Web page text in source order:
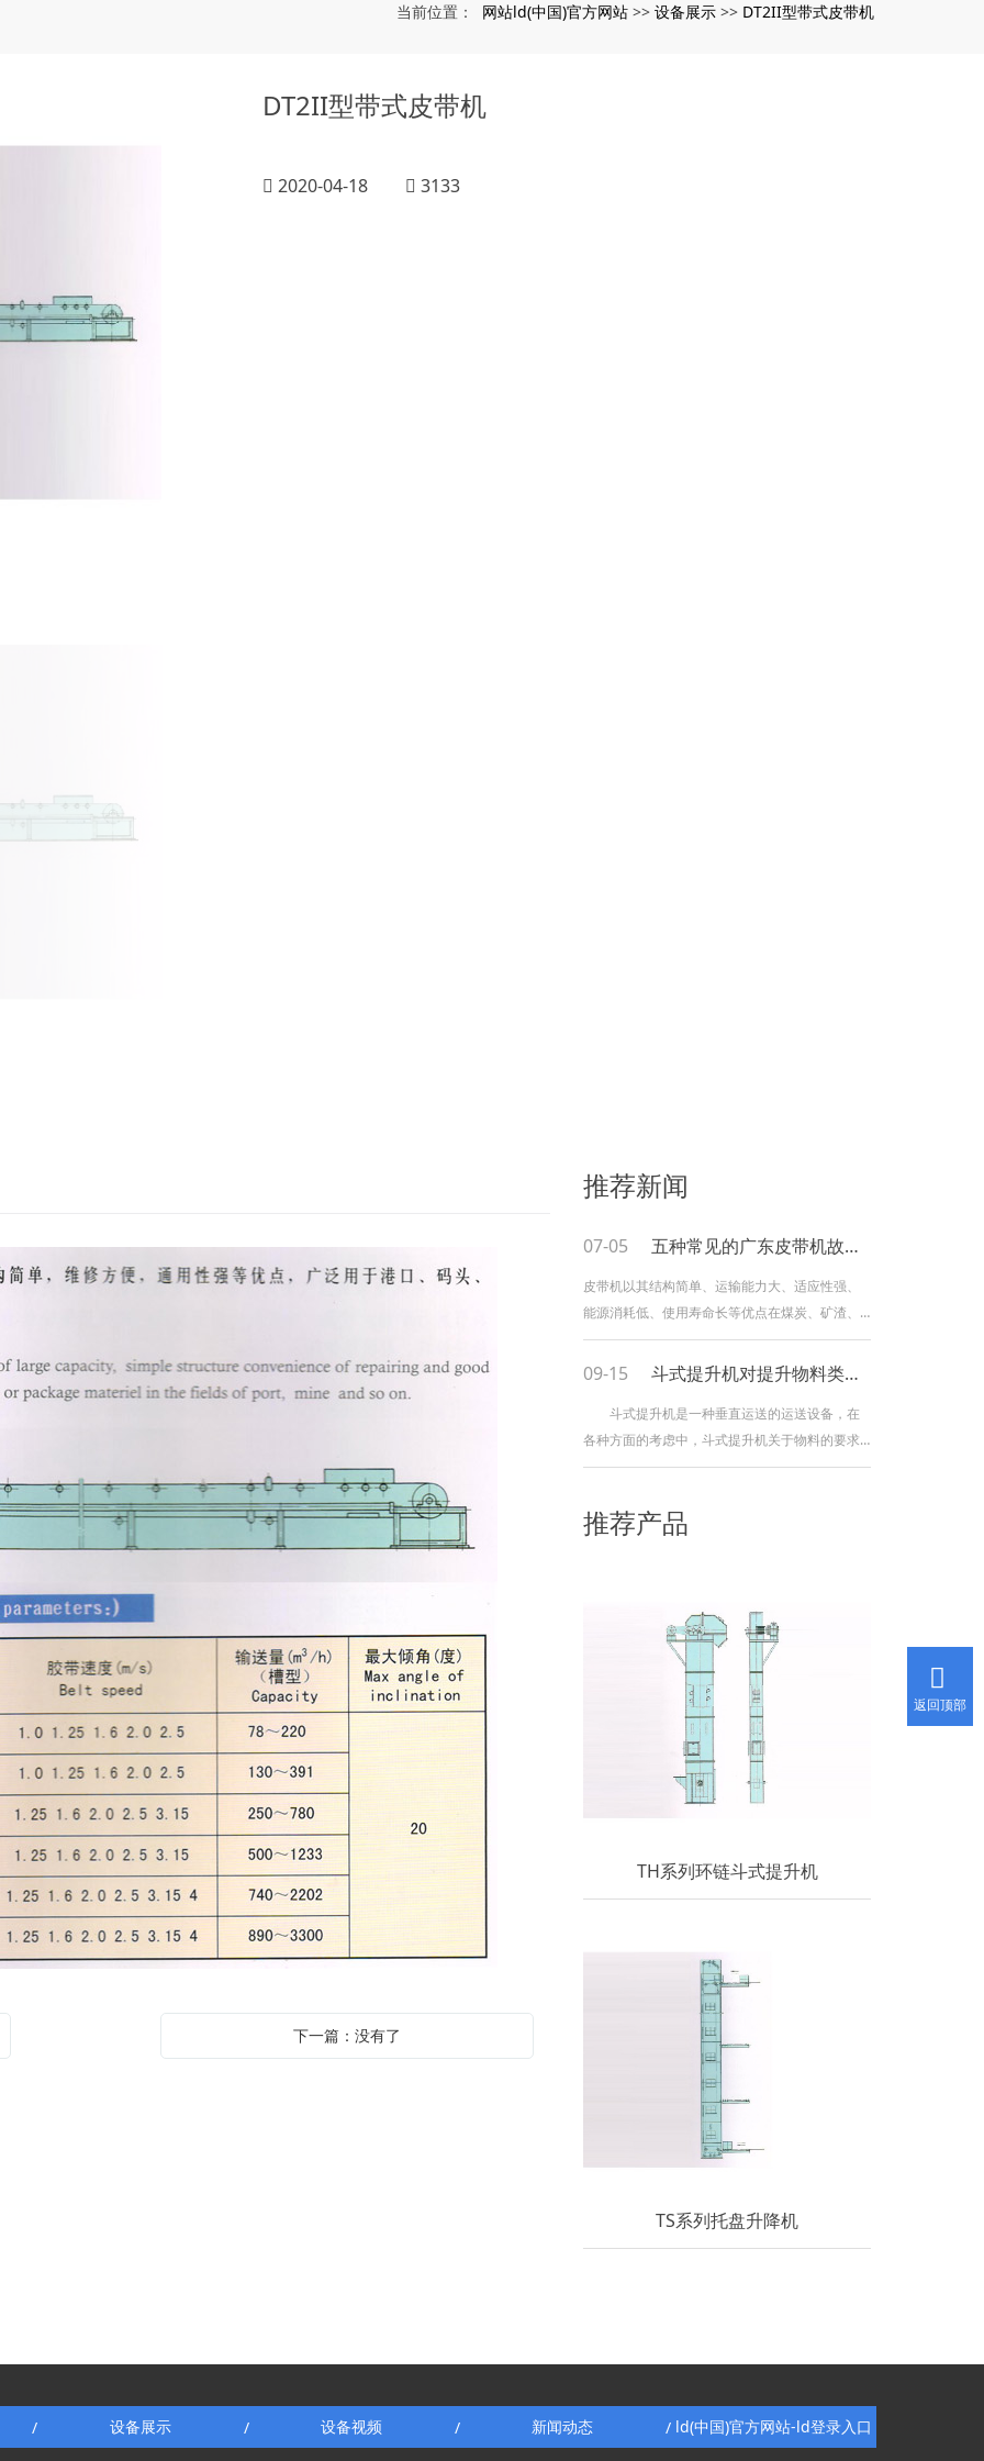
当前位置： 网站ld(中国)官方网站 >> 设备展示 >> DT2II型带式皮带机
DT2II型带式皮带机
2020-04-18 3133
下一篇：没有了
推荐新闻
07-05 五种常见的广东皮带机故障解决办法！
皮带机以其结构简单、运输能力大、适应性强、
能源消耗低、使用寿命长等优点在煤炭、矿渣、
粉类等出产线中有着广泛的使用。由于输送物质
内摩擦力大、磨损大的特点，使得皮带机在实际
过程的顺利进行。小编总结了皮带机作业中简单
呈现的毛病及相应的解决方法，希望能给您带来
一
09-15 斗式提升机对提升物料类型有什么要求？
斗式提升机是一种垂直运送的运送设备，在
各种方面的考虑中，斗式提升机关于物料的要求
都是粉末状和小颗粒的。斗式提升机小颗粒的运
升。可是斗式提升机的运用规模广，可是也有限
的物料必要是经过破碎过的物料，比如小麦，玉
米，面粉，骨粒，麸皮，
推荐产品
TH系列环链斗式提升机
TS系列托盘升降机
/ 设备展示 / 设备视频 / 新闻动态 / ld(中国)官方网站-ld登录入口
返回顶部